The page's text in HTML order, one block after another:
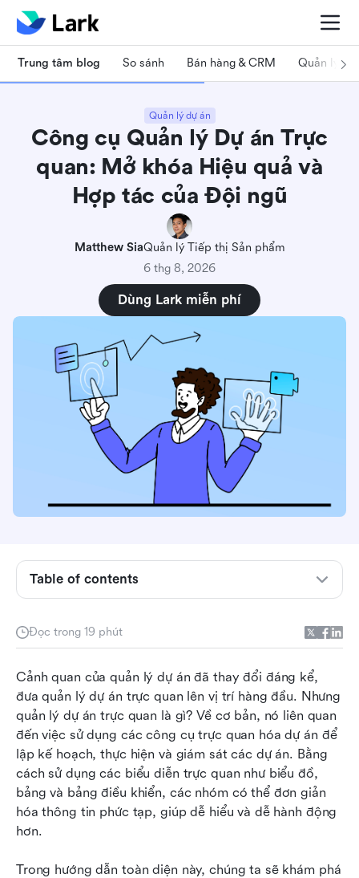
Trung tâm blog So sánh Bán hàng & CRM Quản lý dự
Quản lý dự án
Công cụ Quản lý Dự án Trực
quan: Mở khóa Hiệu quả và
Hợp tác của Đội ngũ
Matthew SiaQuản lý Tiếp thị Sản phẩm
6 thg 8, 2026
Dùng Lark miễn phí
Đọc trong 19 phút
Cảnh quan của quản lý dự án đã thay đổi đáng kể,
đưa quản lý dự án trực quan lên vị trí hàng đầu. Nhưng
quản lý dự án trực quan là gì? Về cơ bản, nó liên quan
đến việc sử dụng các công cụ trực quan hóa dự án để
lập kế hoạch, thực hiện và giám sát các dự án. Bằng
cách sử dụng các biểu diễn trực quan như biểu đồ,
bảng và bảng điều khiển, các nhóm có thể đơn giản
hóa thông tin phức tạp, giúp dễ hiểu và dễ hành động
hơn.
Trong hướng dẫn toàn diện này, chúng ta sẽ khám phá
Table of contents
triển của quản lý dự án trực quan
án trực quan hiệu quả
Hợp
Những công cụ quản lý dự án trực quan phổ
biến
Lark: Lựa chọn phần mềm quản lý dự án trực
quan tốt nhất
Các mẫu quản lý dự án trực quan phổ biến
trong Lark
Kết luận